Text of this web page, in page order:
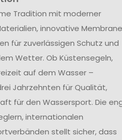
Tradition mit moderner
innovative
für zuverlässigen Schutz und
Wetter. Ob Küstensegeln,
auf dem Wasser –
Jahrzehnten für Qualität,
für den Wassersport. Die
internationalen
stellt sicher, dass